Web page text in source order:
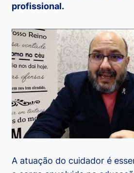
profissional.
A atuação do cuidador é